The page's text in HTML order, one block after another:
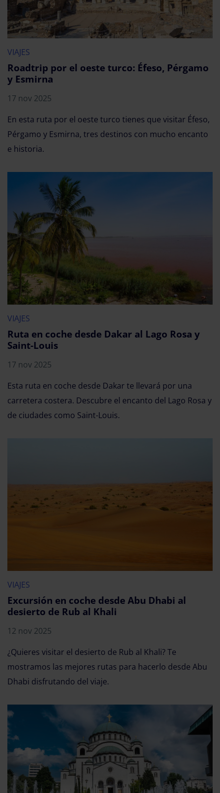
VIAJES
Roadtrip por el oeste turco: Éfeso, Pérgamo
y Esmirna
17 nov 2025
En esta ruta por el oeste turco tienes que visitar Éfeso,
Pérgamo y Esmirna, tres destinos con mucho encanto
e historia.
VIAJES
Ruta en coche desde Dakar al Lago Rosa y
Saint-Louis
17 nov 2025
Esta ruta en coche desde Dakar te llevará por una
carretera costera. Descubre el encanto del Lago Rosa y
de ciudades como Saint-Louis.
VIAJES
Excursión en coche desde Abu Dhabi al
desierto de Rub al Khali
12 nov 2025
¿Quieres visitar el desierto de Rub al Khali? Te
mostramos las mejores rutas para hacerlo desde Abu
Dhabi disfrutando del viaje.